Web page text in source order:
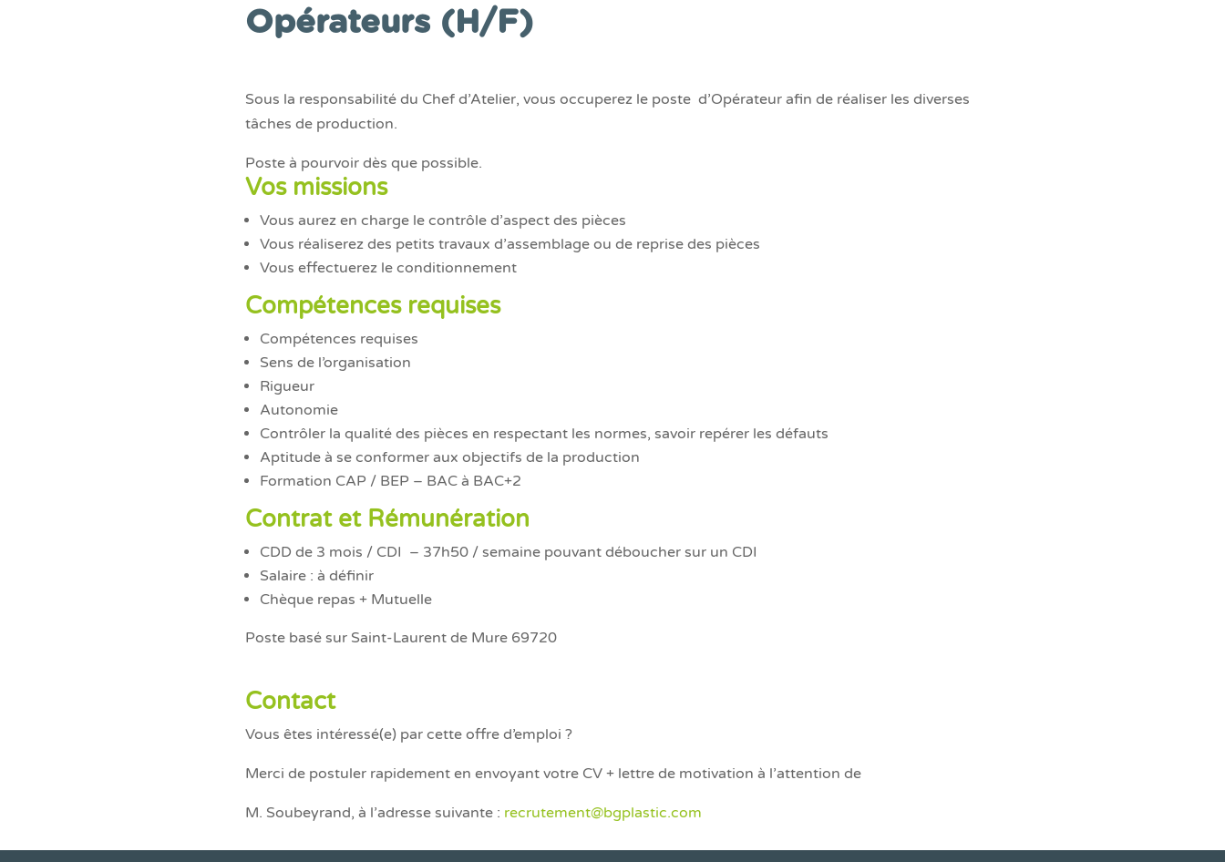
Opérateurs (H/F)
Sous la responsabilité du Chef d’Atelier, vous occuperez le poste d’Opérateur afin de réaliser les diverses
tâches de production.
Poste à pourvoir dès que possible.
Vos missions
Vous aurez en charge le contrôle d’aspect des pièces
Vous réaliserez des petits travaux d’assemblage ou de reprise des pièces
Vous effectuerez le conditionnement
Compétences requises
Compétences requises
Sens de l’organisation
Rigueur
Autonomie
Contrôler la qualité des pièces en respectant les normes, savoir repérer les défauts
Aptitude à se conformer aux objectifs de la production
Formation CAP / BEP – BAC à BAC+2
Contrat et Rémunération
CDD de 3 mois / CDI – 37h50 / semaine pouvant déboucher sur un CDI
Salaire : à définir
Chèque repas + Mutuelle
Poste basé sur Saint-Laurent de Mure 69720
Contact
Vous êtes intéressé(e) par cette offre d’emploi ?
Merci de postuler rapidement en envoyant votre CV + lettre de motivation à l’attention de
M. Soubeyrand, à l’adresse suivante : recrutement@bgplastic.com